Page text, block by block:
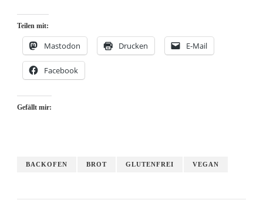
Teilen mit:
Mastodon Drucken E-Mail
Facebook
Gefällt mir:
BACKOFEN BROT GLUTENFREI VEGAN